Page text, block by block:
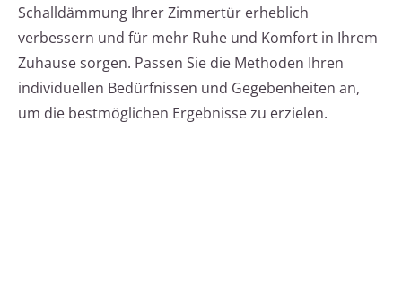
Schalldämmung Ihrer Zimmertür erheblich
verbessern und für mehr Ruhe und Komfort in Ihrem
Zuhause sorgen. Passen Sie die Methoden Ihren
individuellen Bedürfnissen und Gegebenheiten an,
um die bestmöglichen Ergebnisse zu erzielen.